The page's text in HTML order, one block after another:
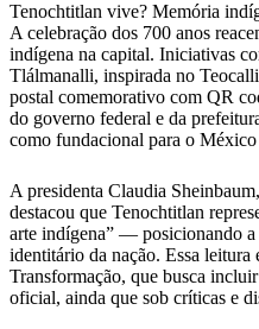
Tenochtitlan vive? Memória
A celebração dos 700 anos
indígena na capital. Iniciativas
Tlálmanalli, inspirada no
postal comemorativo com QR
do governo federal e da
como fundacional para o
A presidenta Claudia
destacou que Tenochtitlan
arte indígena” — posicionando
identitário da nação. Essa leitura
Transformação, que busca
oficial, ainda que sob críticas e